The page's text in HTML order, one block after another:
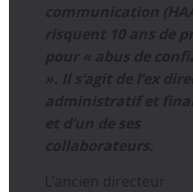
communication
risquent 10 ans de
pour « abus de
». Il s’agit de l’ex
administratif et
et d’un de ses
collaborateurs.
L’ancien directeur